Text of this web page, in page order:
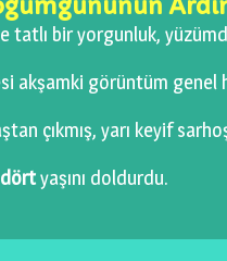
tatlı bir yorgunluk,
akşamki görüntüm genel
çıkmış, yarı keyif
dörtyaşını doldurdu.